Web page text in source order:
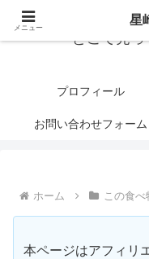
どこで売
プロフィール
お問い合わせフォーム
ホーム この食べ
本ページはアフィリ
メニュー
星